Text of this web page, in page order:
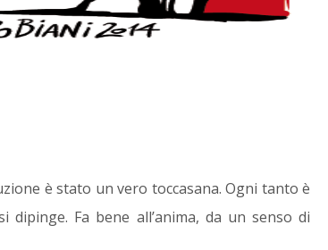
è stato un vero toccasana. Ogni tanto è
Fa bene all’anima, da un senso di
aggiornamento dalla quale è
possibile seguire alcuni dei